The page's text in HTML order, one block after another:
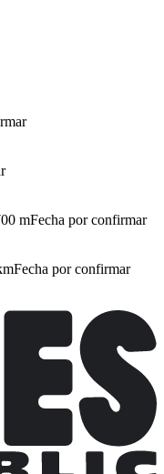
mFecha por confirmar
Fecha por confirmar